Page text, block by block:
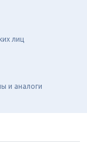
лиц
и аналоги